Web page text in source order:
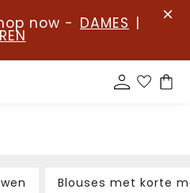
now - DAMES |
Blouses met korte